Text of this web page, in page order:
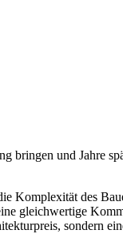
bringen und Jahre
des
gleichwertige
sondern